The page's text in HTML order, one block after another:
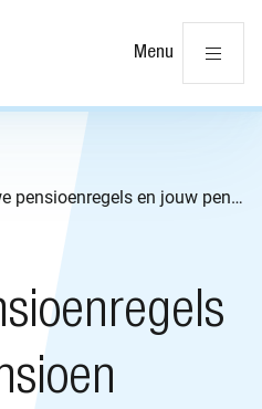
Menu
Nieuwe pensioenregels en jouw pensioen